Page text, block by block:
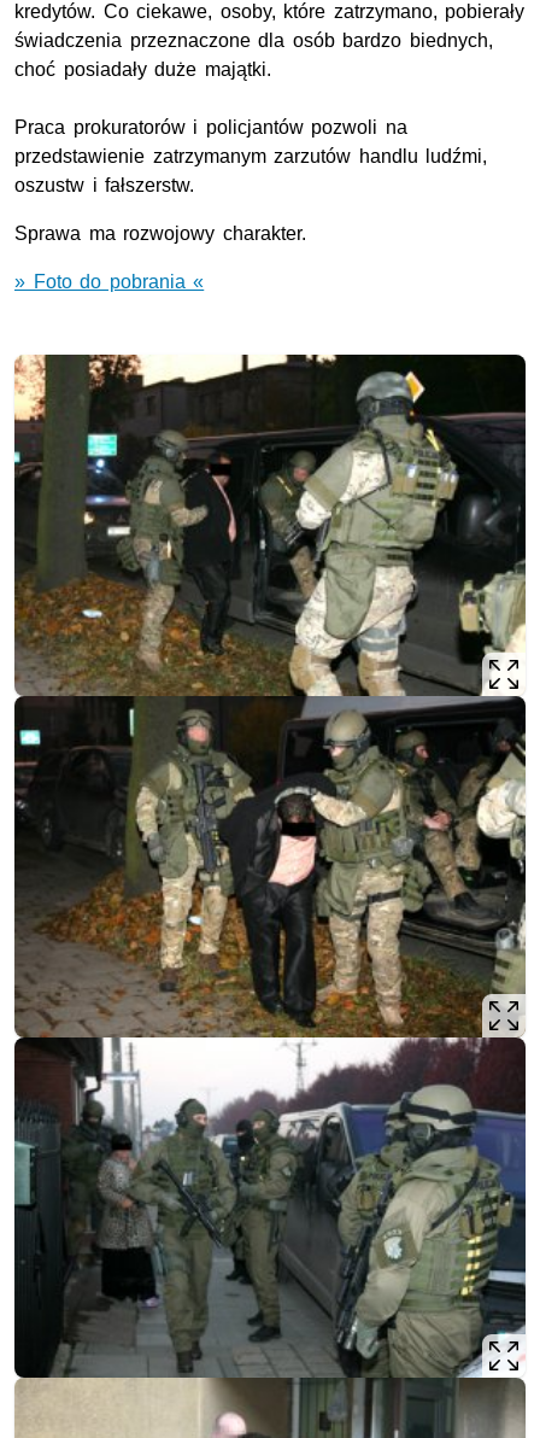
kredytów. Co ciekawe, osoby, które zatrzymano, pobierały
świadczenia przeznaczone dla osób bardzo biednych,
choć posiadały duże majątki.
Praca prokuratorów i policjantów pozwoli na
przedstawienie zatrzymanym zarzutów handlu ludźmi,
oszustw i fałszerstw.
Sprawa ma rozwojowy charakter.
» Foto do pobrania «